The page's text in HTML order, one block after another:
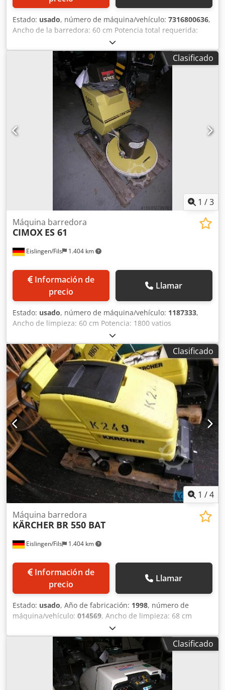
Estado: usado, número de máquina/vehículo: 7316800636,
Ancho de la barredora: 60 cm Potencia total requerida:
1,15 kW Djdpfx Aqocxxuyelock Peso aproximado de la
máquina: 0,33 t Espacio necesario (aproximado): 0,60 x
Clasificado
1 /3
Eislingen/Fils 1.404 km
Máquina barredora
CIMOX ES 61
Información de
precio
Llamar
Estado: usado, número de máquina/vehículo: 1187333,
Ancho de limpieza: 60 cm Potencia: 1800 vatios
Dimensiones aproximadas: 0,60 x 1,20 x 0,95 m
Djdpocxxtzsfx Aqljck
Clasificado
1 /4
Eislingen/Fils 1.404 km
Máquina barredora
KÄRCHER BR 550 BAT
Información de
precio
Llamar
Estado: usado, Año de fabricación: 1998, número de
máquina/vehículo: 014569, Ancho de limpieza: 68 cm
Dcjdocxxutjpfx Aqlsk Potencia: 1800 vatios Peso de la
máquina: aproximadamente 0,23 t Dimensiones:
aproximadamente 55 x 130 x 110 cm - Cargador integrado
Clasificado